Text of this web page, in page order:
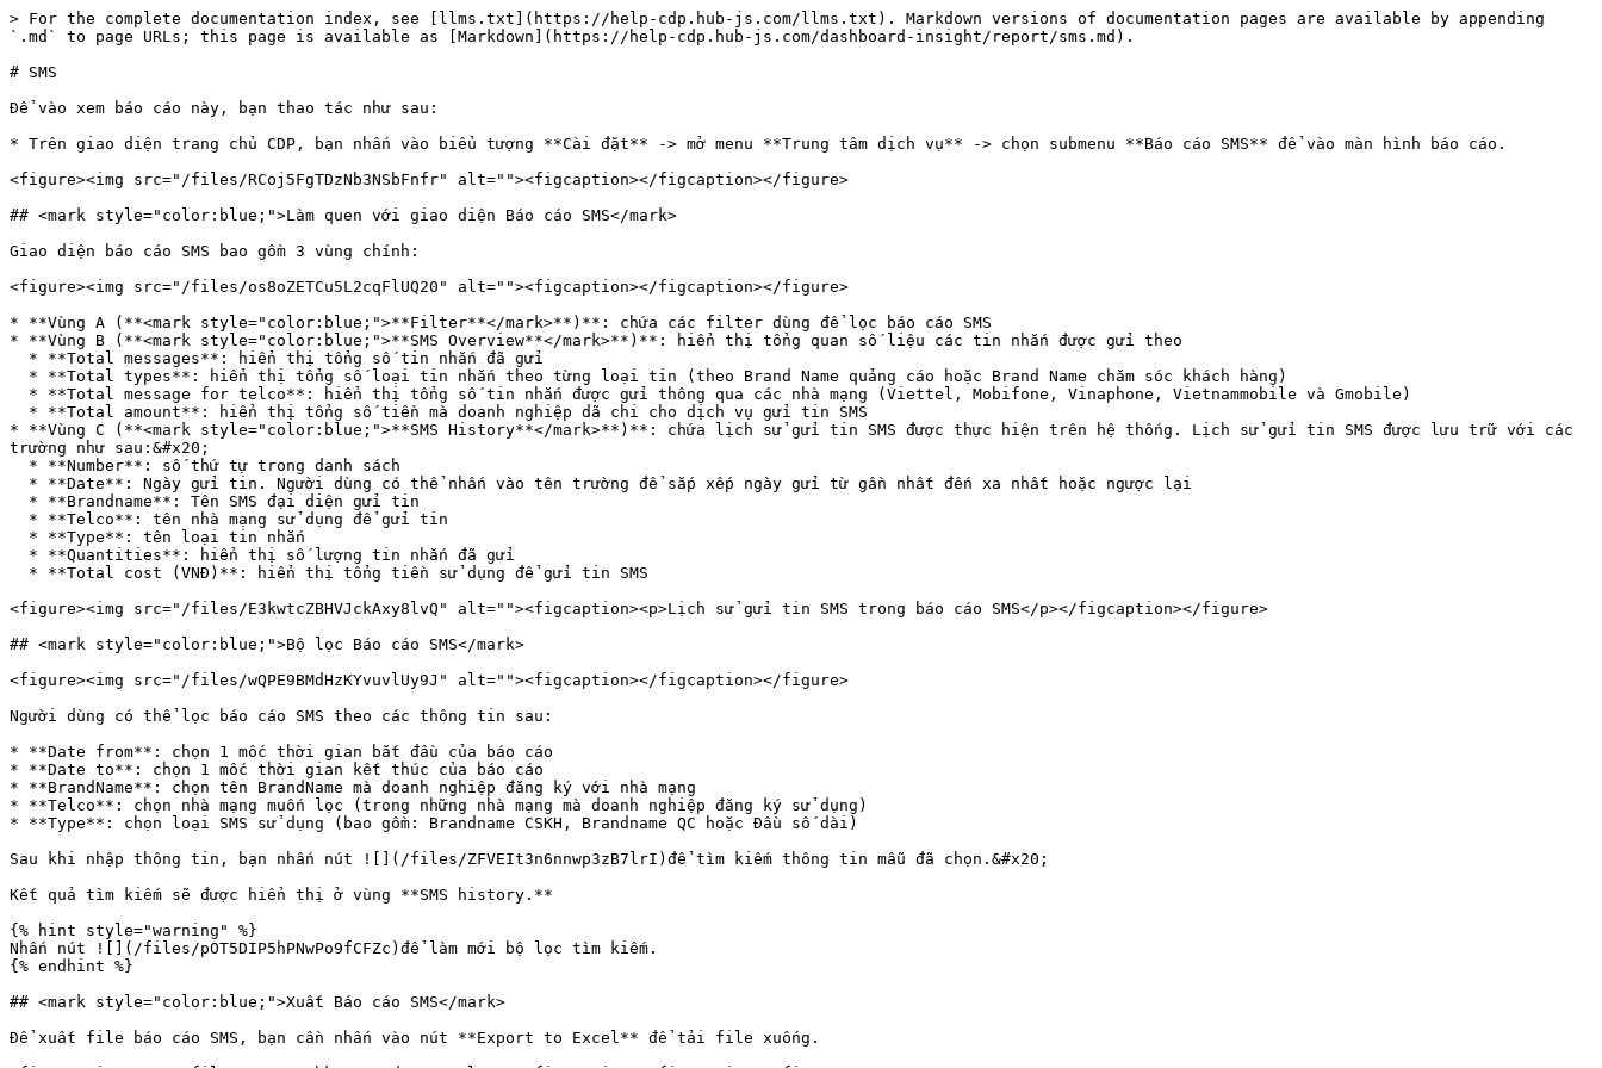
> For the complete documentation index, see [llms.txt](https://help-cdp.hub-js.com/llms.txt). Markdown versions of documentation pages are available by appending
`.md` to page URLs; this page is available as [Markdown](https://help-cdp.hub-js.com/dashboard-insight/report/sms.md).
# SMS
Để vào xem báo cáo này, bạn thao tác như sau:
* Trên giao diện trang chủ CDP, bạn nhấn vào biểu tượng **Cài đặt** -> mở menu **Trung tâm dịch vụ** -> chọn submenu **Báo cáo SMS** để vào màn hình báo cáo.
<figure><img src="/files/RCoj5FgTDzNb3NSbFnfr" alt=""><figcaption></figcaption></figure>
## <mark style="color:blue;">Làm quen với giao diện Báo cáo SMS</mark>
Giao diện báo cáo SMS bao gồm 3 vùng chính:
<figure><img src="/files/os8oZETCu5L2cqFlUQ20" alt=""><figcaption></figcaption></figure>
* **Vùng A (**<mark style="color:blue;">**Filter**</mark>**)**: chứa các filter dùng để lọc báo cáo SMS
* **Vùng B (**<mark style="color:blue;">**SMS Overview**</mark>**)**: hiển thị tổng quan số liệu các tin nhắn được gửi theo
* **Vùng C (**<mark style="color:blue;">**SMS History**</mark>**)**: chứa lịch sử gửi tin SMS được thực hiện trên hệ thống. Lịch sử gửi tin SMS được lưu trữ với các
trường như sau:&#x20;
<figure><img src="/files/E3kwtcZBHVJckAxy8lvQ" alt=""><figcaption><p>Lịch sử gửi tin SMS trong báo cáo SMS</p></figcaption></figure>
## <mark style="color:blue;">Bộ lọc Báo cáo SMS</mark>
<figure><img src="/files/wQPE9BMdHzKYvuvlUy9J" alt=""><figcaption></figcaption></figure>
Người dùng có thể lọc báo cáo SMS theo các thông tin sau:
* **Date from**: chọn 1 mốc thời gian bắt đầu của báo cáo
* **Date to**: chọn 1 mốc thời gian kết thúc của báo cáo
* **BrandName**: chọn tên BrandName mà doanh nghiệp đăng ký với nhà mạng
* **Telco**: chọn nhà mạng muốn lọc (trong những nhà mạng mà doanh nghiệp đăng ký sử dụng)
* **Type**: chọn loại SMS sử dụng (bao gồm: Brandname CSKH, Brandname QC hoặc Đầu số dài)
Sau khi nhập thông tin, bạn nhấn nút ![](/files/ZFVEIt3n6nnwp3zB7lrI)để tìm kiếm thông tin mẫu đã chọn.&#x20;
Kết quả tìm kiếm sẽ được hiển thị ở vùng **SMS history.**
{% hint style="warning" %}
Nhấn nút ![](/files/pOT5DIP5hPNwPo9fCFZc)để làm mới bộ lọc tìm kiếm.
{% endhint %}
## <mark style="color:blue;">Xuất Báo cáo SMS</mark>
Để xuất file báo cáo SMS, bạn cần nhấn vào nút **Export to Excel** để tải file xuống.